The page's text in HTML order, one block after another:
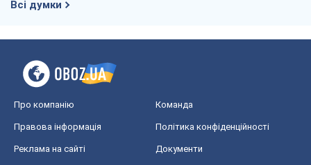
Всі думки
Про компанію Команда
Правова інформація Політика конфіденційності
Реклама на сайті Документи